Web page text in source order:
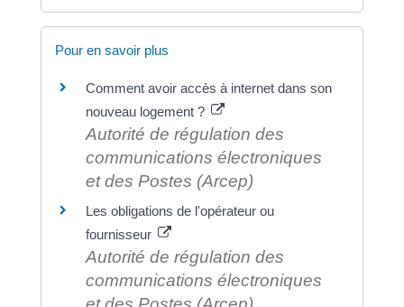
Pour en savoir plus
Comment avoir accès à internet dans son
nouveau logement ?
Autorité de régulation des
communications électroniques
et des Postes (Arcep)
Les obligations de l'opérateur ou
fournisseur
Autorité de régulation des
communications électroniques